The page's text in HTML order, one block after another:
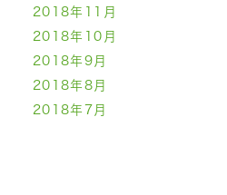
2018年11月
2018年10月
2018年9月
2018年8月
2018年7月